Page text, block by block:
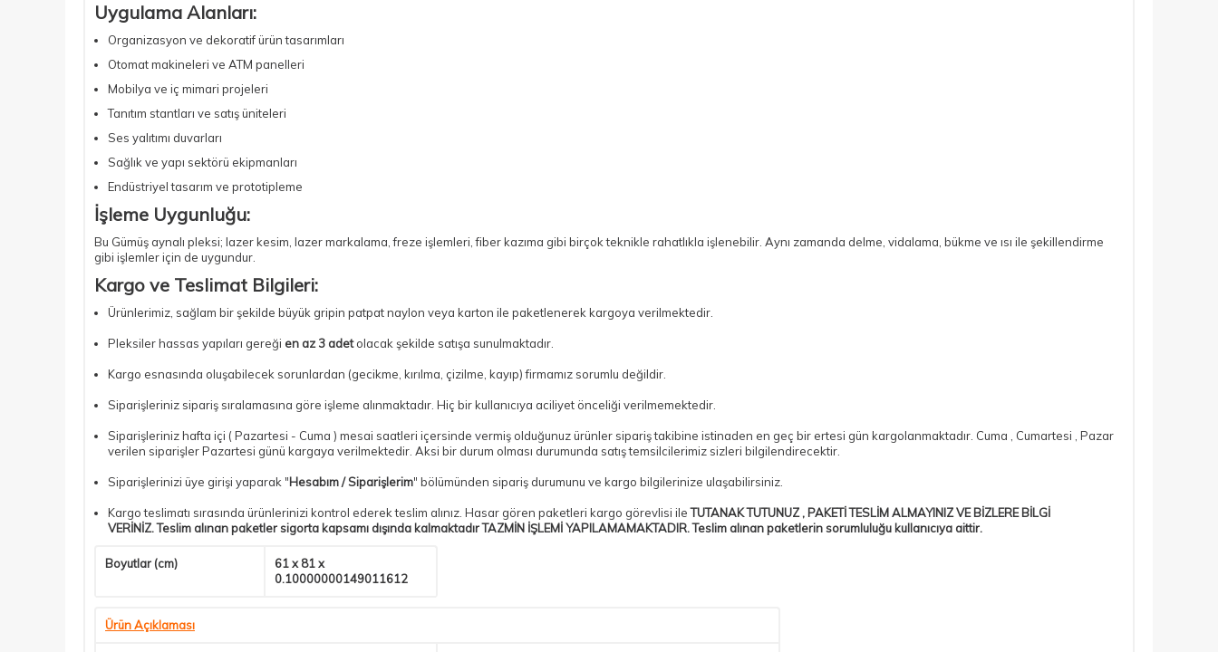
Uygulama Alanları:
Organizasyon ve dekoratif ürün tasarımları
Otomat makineleri ve ATM panelleri
Mobilya ve iç mimari projeleri
Tanıtım stantları ve satış üniteleri
Ses yalıtımı duvarları
Sağlık ve yapı sektörü ekipmanları
Endüstriyel tasarım ve prototipleme
İşleme Uygunluğu:
Bu Gümüş aynalı pleksi; lazer kesim, lazer markalama, freze işlemleri, fiber kazıma gibi birçok teknikle rahatlıkla işlenebilir. Aynı zamanda delme, vidalama, bükme ve ısı ile şekillendirme
gibi işlemler için de uygundur.
Kargo ve Teslimat Bilgileri:
Ürünlerimiz, sağlam bir şekilde büyük gripin patpat naylon veya karton ile paketlenerek kargoya verilmektedir.
Pleksiler hassas yapıları gereği en az 3 adetolacak şekilde satışa sunulmaktadır.
Kargo esnasında oluşabilecek sorunlardan (gecikme, kırılma, çizilme, kayıp) firmamız sorumlu değildir.
Siparişleriniz sipariş sıralamasına göre işleme alınmaktadır. Hiç bir kullanıcıya aciliyet önceliği verilmemektedir.
Siparişleriniz hafta içi ( Pazartesi - Cuma ) mesai saatleri içersinde vermiş olduğunuz ürünler sipariş takibine istinaden en geç bir ertesi gün kargolanmaktadır. Cuma , Cumartesi , Pazar
verilen siparişler Pazartesi günü kargaya verilmektedir. Aksi bir durum olması durumunda satış temsilcilerimiz sizleri bilgilendirecektir.
Siparişlerinizi üye girişi yaparak "Hesabım / Siparişlerim" bölümünden sipariş durumunu ve kargo bilgilerinize ulaşabilirsiniz.
Kargo teslimatı sırasında ürünlerinizi kontrol ederek teslim alınız. Hasar gören paketleri kargo görevlisi ileTUTANAK TUTUNUZ , PAKETİ TESLİM ALMAYINIZ VE BİZLERE BİLGİ
VERİNİZ. Teslim alınan paketler sigorta kapsamı dışında kalmaktadır TAZMİN İŞLEMİ YAPILAMAMAKTADIR. Teslim alınan paketlerin sorumluluğu kullanıcıya aittir.
Boyutlar (cm)
61 x 81 x
0.10000000149011612
Ürün Açıklaması